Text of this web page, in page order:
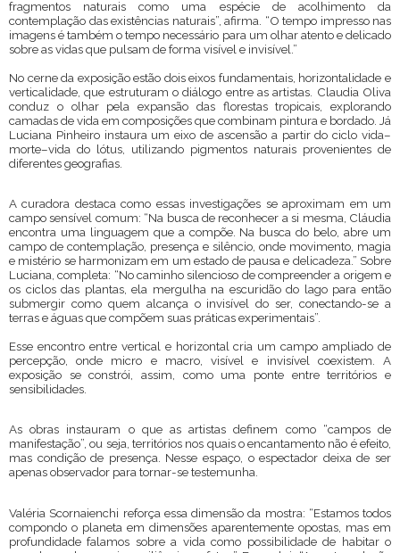
fragmentos naturais como uma espécie de acolhimento da
contemplação das existências naturais”, afirma. “O tempo impresso nas
imagens é também o tempo necessário para um olhar atento e delicado
sobre as vidas que pulsam de forma visível e invisível.”
No cerne da exposição estão dois eixos fundamentais, horizontalidade e
verticalidade, que estruturam o diálogo entre as artistas. Claudia Oliva
conduz o olhar pela expansão das florestas tropicais, explorando
camadas de vida em composições que combinam pintura e bordado. Já
Luciana Pinheiro instaura um eixo de ascensão a partir do ciclo vida–
morte–vida do lótus, utilizando pigmentos naturais provenientes de
diferentes geografias.
A curadora destaca como essas investigações se aproximam em um
campo sensível comum: “Na busca de reconhecer a si mesma, Cláudia
encontra uma linguagem que a compõe. Na busca do belo, abre um
campo de contemplação, presença e silêncio, onde movimento, magia
e mistério se harmonizam em um estado de pausa e delicadeza.” Sobre
Luciana, completa: “No caminho silencioso de compreender a origem e
os ciclos das plantas, ela mergulha na escuridão do lago para então
submergir como quem alcança o invisível do ser, conectando-se a
terras e águas que compõem suas práticas experimentais”.
Esse encontro entre vertical e horizontal cria um campo ampliado de
percepção, onde micro e macro, visível e invisível coexistem. A
exposição se constrói, assim, como uma ponte entre territórios e
sensibilidades.
As obras instauram o que as artistas definem como “campos de
manifestação”, ou seja, territórios nos quais o encantamento não é efeito,
mas condição de presença. Nesse espaço, o espectador deixa de ser
apenas observador para tornar-se testemunha.
Valéria Scornaienchi reforça essa dimensão da mostra: “Estamos todos
compondo o planeta em dimensões aparentemente opostas, mas em
profundidade falamos sobre a vida como possibilidade de habitar o